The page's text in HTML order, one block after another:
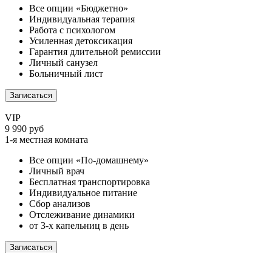
Все опции «Бюджетно»
Индивидуальная терапия
Работа с психологом
Усиленная детоксикация
Гарантия длительной ремиссии
Личный санузел
Больничный лист
Записаться
VIP
9 990 руб
1-я местная комната
Все опции «По-домашнему»
Личный врач
Бесплатная транспортировка
Индивидуальное питание
Сбор анализов
Отслеживание динамики
от 3-х капельниц в день
Записаться